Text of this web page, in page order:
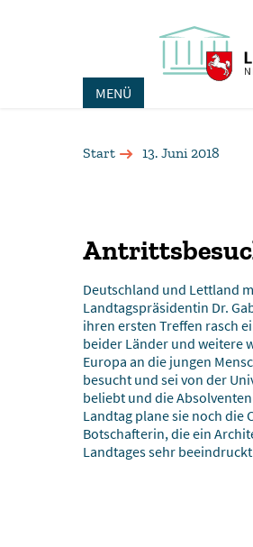
MENÜ
Start 13. Juni 2018
Deutschland und Lettland
Landtagspräsidentin Dr.
ihren ersten Treffen rasch
beider Länder und weitere
Europa an die jungen
besucht und sei von der
beliebt und die
Landtag plane sie noch die
Botschafterin, die ein
Landtages sehr